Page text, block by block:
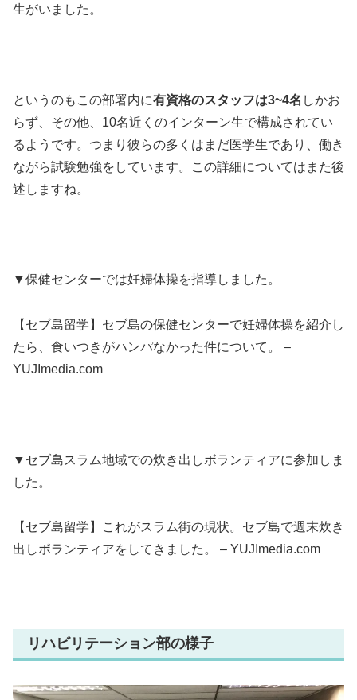
生がいました。
というのもこの部署内に有資格のスタッフは3~4名 しかお
らず、その他、10名近くのインターン生で構成されてい
るようです。つまり彼らの多くはまだ医学生であり、働き
ながら試験勉強をしています。この詳細についてはまた後
述しますね。
▼保健センターでは妊婦体操を指導しました。
【セブ島留学】セブ島の保健センターで妊婦体操を紹介し
たら、食いつきがハンパなかった件について。 –
YUJImedia.com
▼セブ島スラム地域での炊き出しボランティアに参加しま
した。
【セブ島留学】これがスラム街の現状。セブ島で週末炊き
出しボランティアをしてきました。 – YUJImedia.com
リハビリテーション部の様子